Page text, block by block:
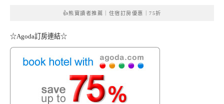
👍熊寶讀者推薦｜住宿訂房優惠｜75折
☆Agoda訂房連結☆